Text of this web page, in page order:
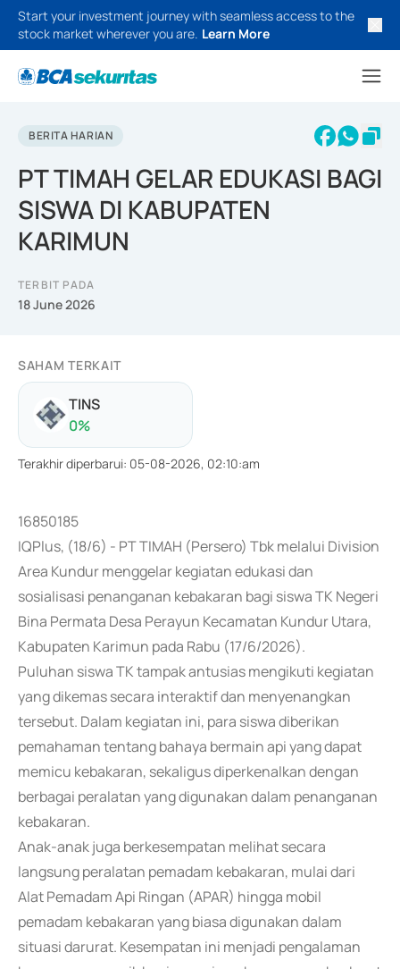
Start your investment journey with seamless access to the
stock market wherever you are. Learn More
BERITA HARIAN
PT TIMAH GELAR EDUKASI BAGI
SISWA DI KABUPATEN
KARIMUN
TERBIT PADA
18 June 2026
SAHAM TERKAIT
TINS
0%
Terakhir diperbarui: 05-08-2026, 02:10:am
16850185
IQPlus, (18/6) - PT TIMAH (Persero) Tbk melalui Division
Area Kundur menggelar kegiatan edukasi dan
sosialisasi penanganan kebakaran bagi siswa TK Negeri
Bina Permata Desa Perayun Kecamatan Kundur Utara,
Kabupaten Karimun pada Rabu (17/6/2026).
Puluhan siswa TK tampak antusias mengikuti kegiatan
yang dikemas secara interaktif dan menyenangkan
tersebut. Dalam kegiatan ini, para siswa diberikan
pemahaman tentang bahaya bermain api yang dapat
memicu kebakaran, sekaligus diperkenalkan dengan
berbagai peralatan yang digunakan dalam penanganan
kebakaran.
Anak-anak juga berkesempatan melihat secara
langsung peralatan pemadam kebakaran, mulai dari
Alat Pemadam Api Ringan (APAR) hingga mobil
pemadam kebakaran yang biasa digunakan dalam
situasi darurat. Kesempatan ini menjadi pengalaman